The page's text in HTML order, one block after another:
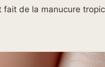
de la manucure